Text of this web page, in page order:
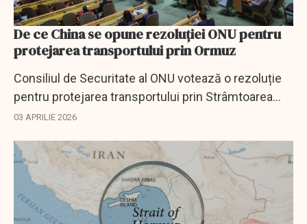
De ce China se opune rezoluției ONU pentru
protejarea transportului prin Ormuz
Consiliul de Securitate al ONU votează o rezoluție
pentru protejarea transportului prin Strâmtoarea
Ormuz, dar China se opune folosirii forței.
03 APRILIE 2026